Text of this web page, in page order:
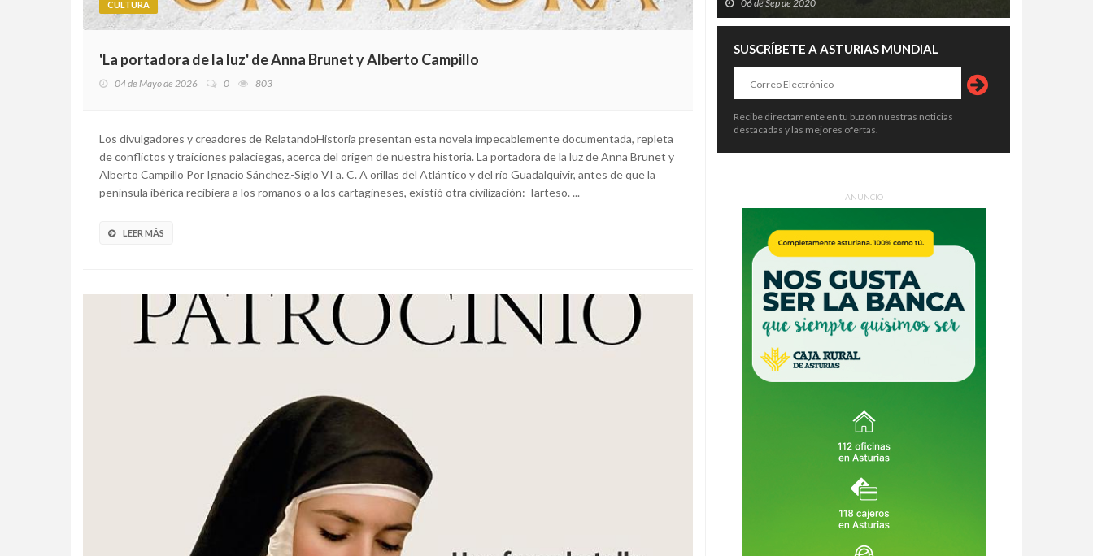
CULTURA
'La portadora de la luz' de Anna Brunet y Alberto Campillo
04 de Mayo de 2026 0 803
Los divulgadores y creadores de RelatandoHistoria presentan esta novela impecablemente documentada, repleta
de conflictos y traiciones palaciegas, acerca del origen de nuestra historia. La portadora de la luz de Anna Brunet y
Alberto Campillo Por Ignacio Sánchez.-Siglo VI a. C. A orillas del Atlántico y del río Guadalquivir, antes de que la
península ibérica recibiera a los romanos o a los cartagineses, existió otra civilización: Tarteso. ...
LEER MÁS
06 de Sep de 2020
SUSCRÍBETE A ASTURIAS MUNDIAL
Recibe directamente en tu buzón nuestras noticias
destacadas y las mejores ofertas.
ANUNCIO